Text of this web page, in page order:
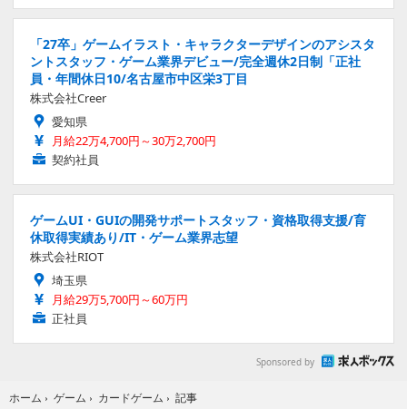
「27卒」ゲームイラスト・キャラクターデザインのアシスタ
ントスタッフ・ゲーム業界デビュー/完全週休2日制「正社
員・年間休日10/名古屋市中区栄3丁目
株式会社Creer
愛知県
月給22万4,700円～30万2,700円
契約社員
ゲームUI・GUIの開発サポートスタッフ・資格取得支援/育
休取得実績あり/IT・ゲーム業界志望
株式会社RIOT
埼玉県
月給29万5,700円～60万円
正社員
Sponsored by
ホーム › ゲーム › カードゲーム › 記事